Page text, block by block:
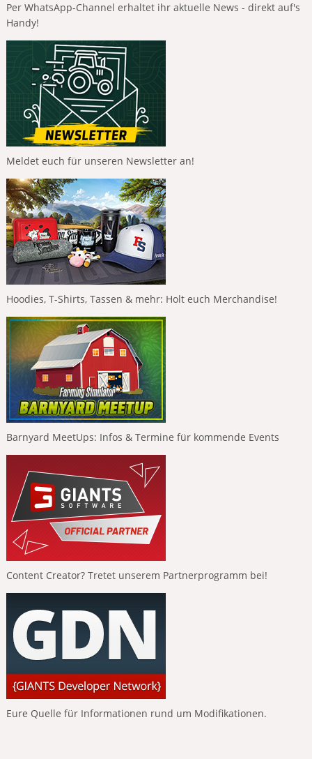
Per WhatsApp-Channel erhaltet ihr aktuelle News - direkt auf's
Handy!
Meldet euch für unseren Newsletter an!
Hoodies, T-Shirts, Tassen & mehr: Holt euch Merchandise!
Barnyard MeetUps: Infos & Termine für kommende Events
Content Creator? Tretet unserem Partnerprogramm bei!
Eure Quelle für Informationen rund um Modifikationen.